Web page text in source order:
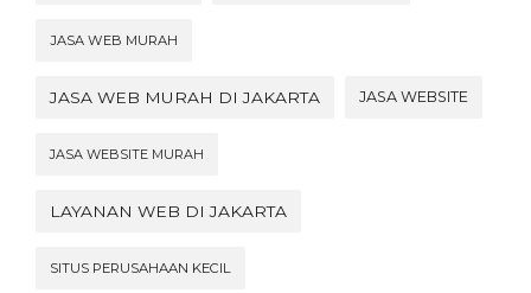
JASA WEB MURAH
JASA WEB MURAH DI JAKARTA JASA WEBSITE
JASA WEBSITE MURAH
LAYANAN WEB DI JAKARTA
SITUS PERUSAHAAN KECIL